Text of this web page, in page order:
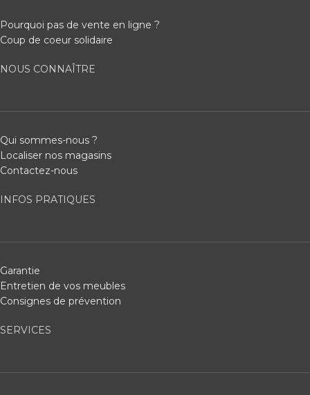
Pourquoi pas de vente en ligne ?
Coup de coeur solidaire
NOUS CONNAÎTRE
Qui sommes-nous ?
Localiser nos magasins
Contactez-nous
INFOS PRATIQUES
Garantie
Entretien de vos meubles
Consignes de prévention
SERVICES